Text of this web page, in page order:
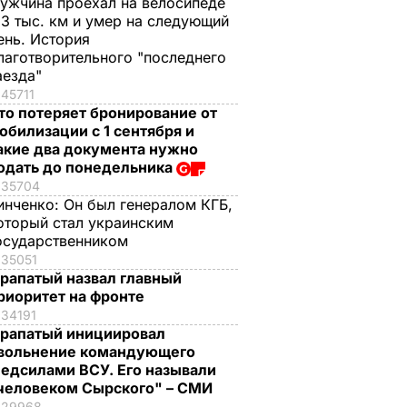
тыс. км и умер на следующий
История
"последнего
45711
потеряет бронирование от
с 1 сентября и
два документа нужно
до понедельника
35704
Он был генералом КГБ,
стал украинским
35051
назвал главный
на фронте
34191
инициировал
командующего
ВСУ. Его называли
Сырского" – СМИ